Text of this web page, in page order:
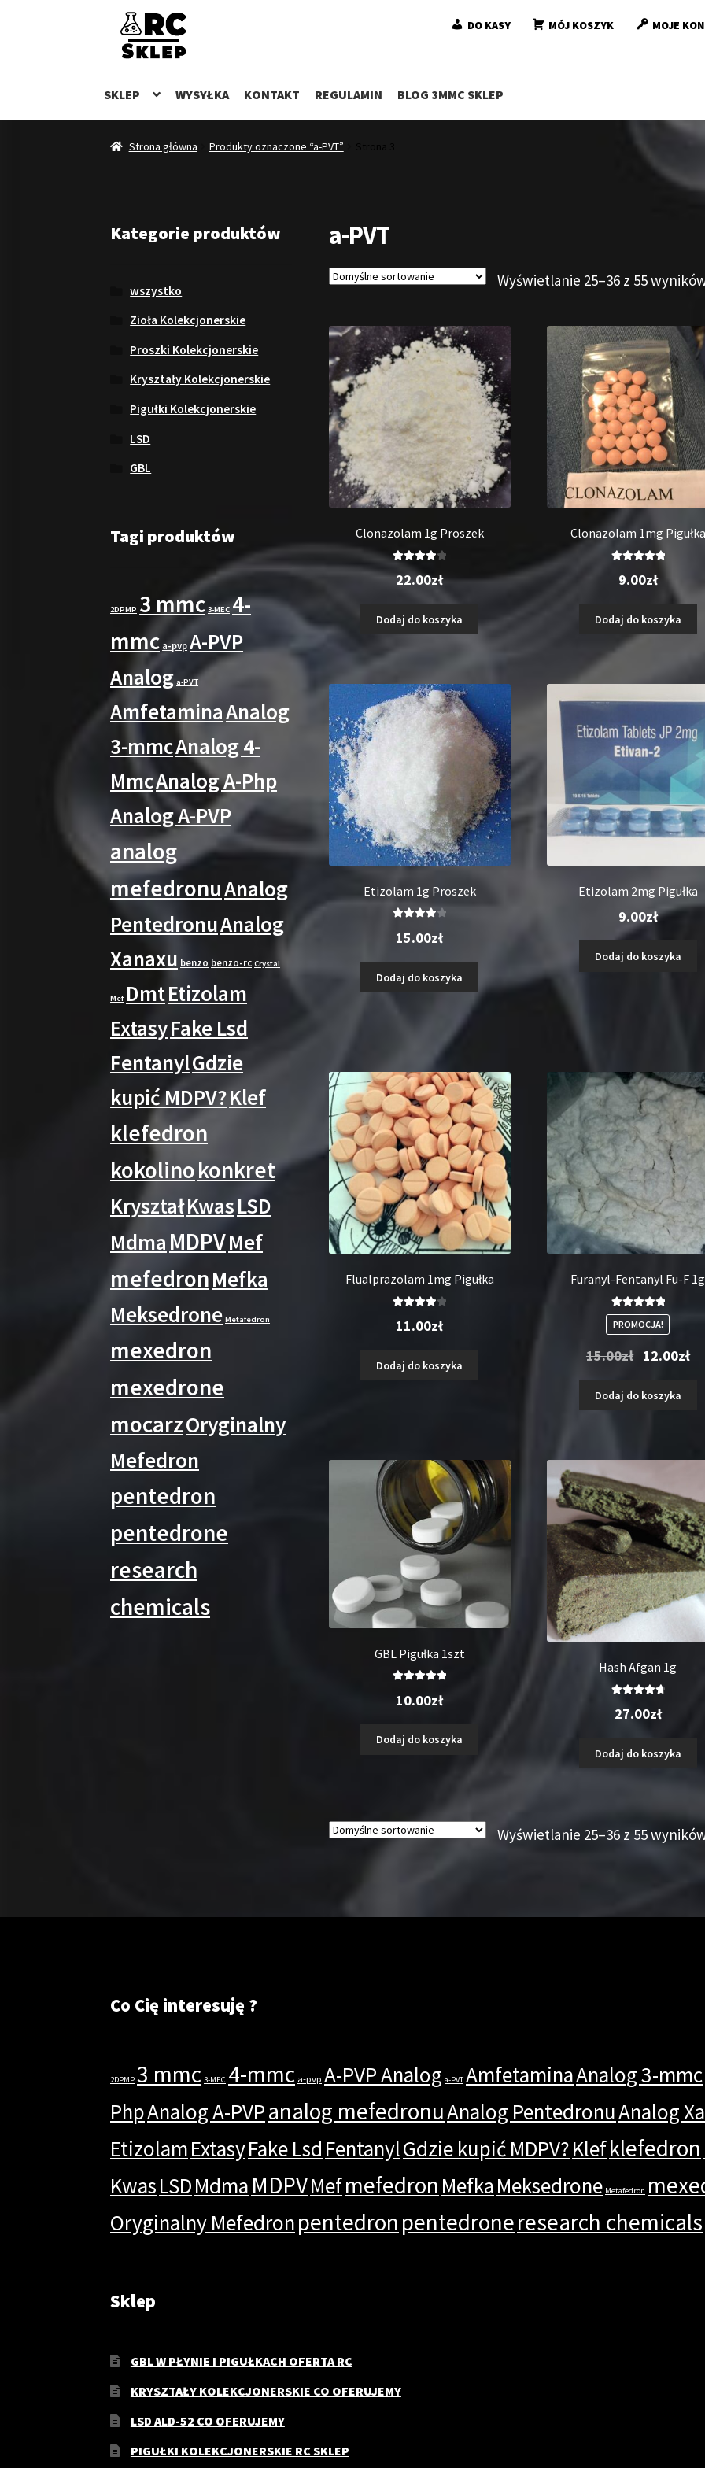
Przejdź
do
nawigacji
Przejdź
do
treści
DO KASY MÓJ KOSZYK MOJE
SKLEP WYSYŁKA KONTAKT REGULAMIN BLOG 3MMC SKLEP
Strona główna Produkty oznaczone “a-PVT”
a-PVT
Wyświetlanie 25–36 z 55
Clonazolam 1g Proszek
Oceniono
4.00na 5
22.00zł
Dodaj do koszyka
Clonazolam 1mg Pigułka
5.00na 5
9.00zł
Dodaj do koszyka
Etizolam 1g Proszek
4.00na 5
15.00zł
Dodaj do koszyka
Etizolam 2mg Pigułka
9.00zł
Dodaj do koszyka
Flualprazolam 1mg Pigułka
4.00na 5
11.00zł
Dodaj do koszyka
Furanyl-Fentanyl Fu-F 1g
Oceniono
5.00na 5
PROMOCJA!
15.00zł
Pierwotna
15.00zł.
12.00zł
Dodaj do koszyka
GBL Pigułka 1szt
5.00na 5
10.00zł
Dodaj do koszyka
Hash Afgan 1g
4.88na 5
27.00zł
Dodaj do koszyka
Wyświetlanie 25–36 z 55
Kategorie produktów
wszystko
Zioła Kolekcjonerskie
Proszki Kolekcjonerskie
Kryształy Kolekcjonerskie
Pigułki Kolekcjonerskie
LSD
GBL
Tagi produktów
2DPMP 3 mmc 3-MEC 4-
mmc a-pvpA-PVP
Analog a-PVT
AmfetaminaAnalog
3-mmcAnalog 4-
MmcAnalog A-Php
Analog A-PVP
analog
mefedronuAnalog
PentedronuAnalog
Xanaxu benzo benzo-rc Crystal
Mef DmtEtizolam
ExtasyFake Lsd
FentanylGdzie
kupić MDPV?Klef
klefedron
kokolinokonkret
KryształKwasLSD
Mdma MDPVMef
mefedronMefka
Meksedrone Metafedron
mexedron
mexedrone
mocarzOryginalny
Mefedron
pentedron
pentedrone
research
chemicals
Co Cię interesuję ?
2DPMP 3 mmc 3-MEC 4-mmc a-pvp A-PVP Analog a-PVT AmfetaminaAnalog 3-mmc
PhpAnalog A-PVPanalog mefedronuAnalog PentedronuAnalog
EtizolamExtasyFake Lsd FentanylGdzie kupić MDPV?Klefklefedron
KwasLSDMdma MDPVMefmefedron MefkaMeksedrone Metafedron
Oryginalny Mefedronpentedronpentedroneresearch chemicals
Sklep
GBL W PŁYNIE I PIGUŁKACH OFERTA RC
KRYSZTAŁY KOLEKCJONERSKIE CO OFERUJEMY
LSD ALD-52 CO OFERUJEMY
PIGUŁKI KOLEKCJONERSKIE RC SKLEP